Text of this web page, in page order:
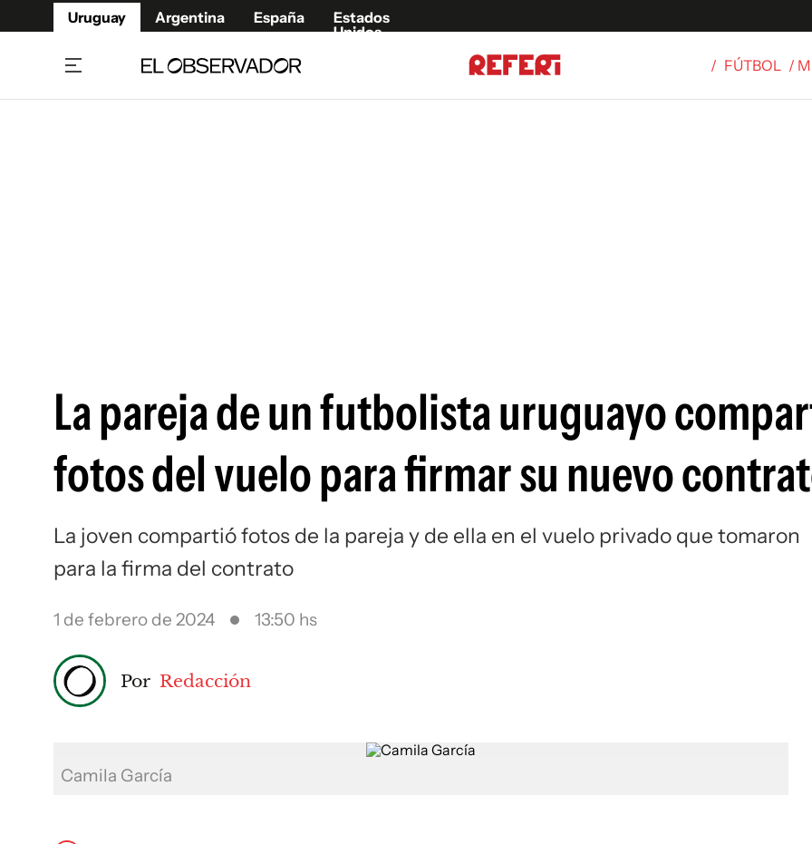
Uruguay Argentina España
Estados
Unidos
/ FÚTBOL /
La pareja de un futbolista uruguayo
fotos del vuelo para firmar su nuevo
La joven compartió fotos de la pareja y de ella en el vuelo privado que tomaron
para la firma del contrato
1 de febrero de 2024 13:50 hs
Por Redacción
Camila García